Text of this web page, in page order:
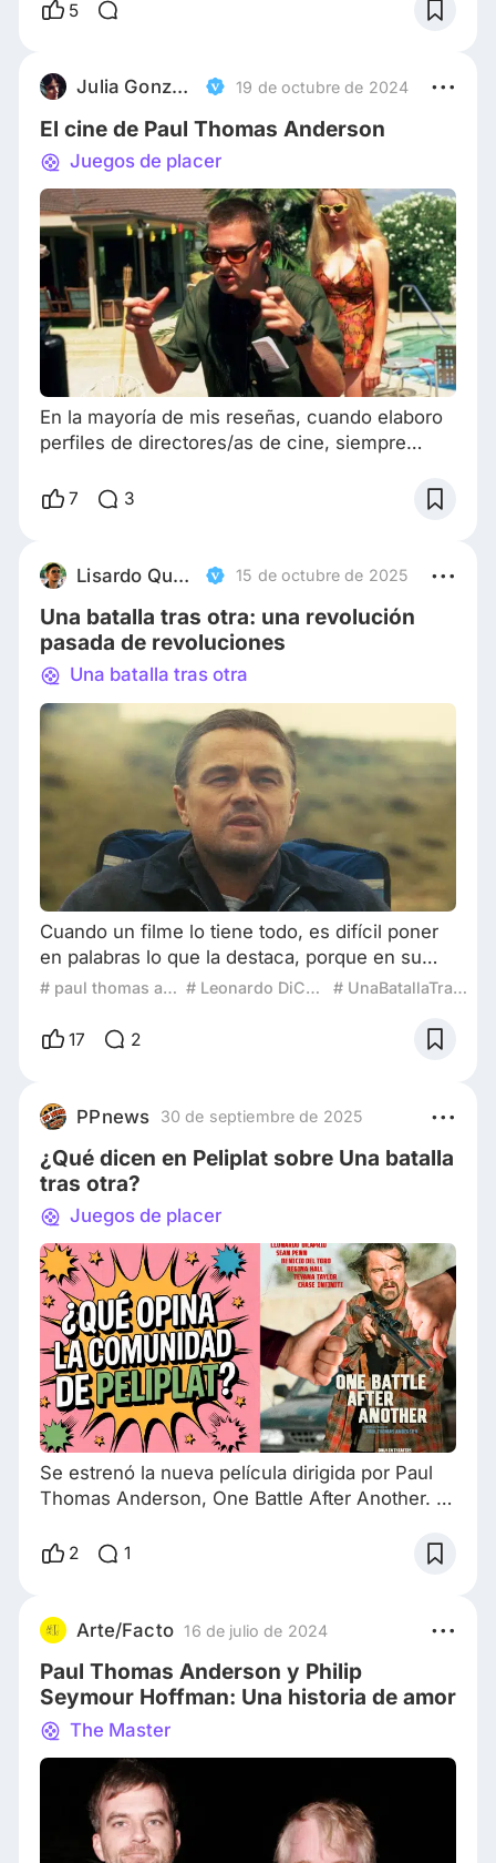
un vestido y que lleva esa perfección a su vida
diaria. Una joven mesera que es incorrecta en t
5
Julia González Dubkin 19 de octubre de 2024
El cine de Paul Thomas Anderson
Juegos de placer
En la mayoría de mis reseñas, cuando elaboro
perfiles de directores/as de cine, siempre
artístico, el guiño que nos permite reconocer a
fundamental hablar de ritmo. Si hay algo que
nos deja en claro la filmografía de Paul Thomas
Anderson es la versatilidad en su e
7 3
Lisardo Quevedo 15 de octubre de 2025
Una batalla tras otra: una revolución
pasada de revoluciones
Una batalla tras otra
Cuando un filme lo tiene todo, es difícil poner
en palabras lo que la destaca, porque en su
conjunto se presentan únicamente aciertos,
batalla tras otra (One Battle After Another,
Anderson se posiciona indiscutiblemente en lo
más alto de la cinematografía de los últimos
años
# paul thomas anderson # Leonardo DiCaprio # UnaBatallaTrasOtra
17 2
PPnews 30 de septiembre de 2025
¿Qué dicen en Peliplat sobre Una batalla
tras otra?
Juegos de placer
Se estrenó la nueva película dirigida por Paul
Thomas Anderson, One Battle After Another. O
batalla tras otra. Primero, vamos a repasar qué
primera que dirigió Anderson, lugar que ocupa
Hard Eight, pero es la que lo hizo saltar a la
fama dentro de los círculos cinéfilos. Hard
2 1
Arte/Facto 16 de julio de 2024
Paul Thomas Anderson y Philip
Seymour Hoffman: Una historia de amor
The Master